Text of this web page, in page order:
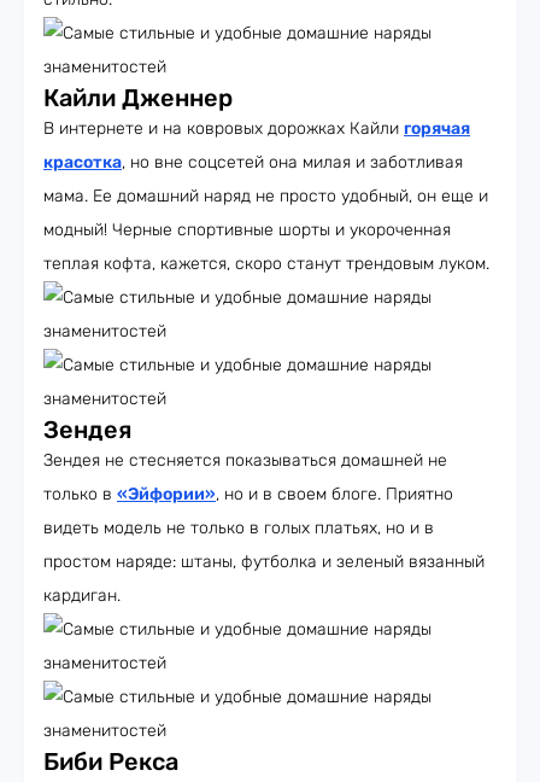
Кайли Дженнер
В интернете и на ковровых дорожках Кайли горячая
красотка, но вне соцсетей она милая и заботливая
мама. Ее домашний наряд не просто удобный, он еще и
модный! Черные спортивные шорты и укороченная
теплая кофта, кажется, скоро станут трендовым луком.
Зендея
Зендея не стесняется показываться домашней не
только в «Эйфории», но и в своем блоге. Приятно
видеть модель не только в голых платьях, но и в
простом наряде: штаны, футболка и зеленый вязанный
кардиган.
Биби Рекса